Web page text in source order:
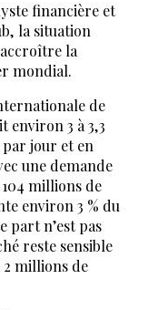
financière et
la situation
la
mondial.
de
environ 3 à 3,3
jour et en
une demande
millions de
environ 3 % du
part n’est pas
reste sensible
2 millions de